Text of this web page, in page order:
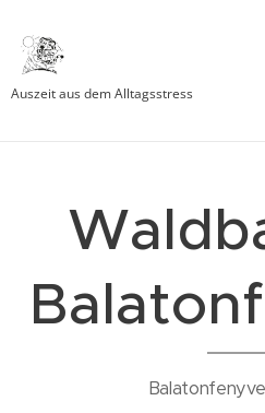
Auszeit aus dem Alltagsstress